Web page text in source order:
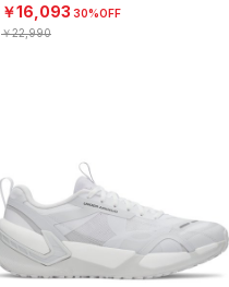
￥16,093 30%OFF
￥22,990